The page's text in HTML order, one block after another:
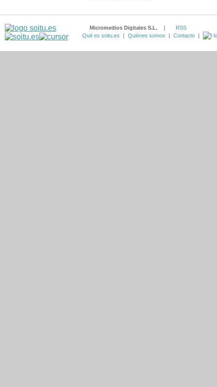
Micromedios Digitales S.L. |
RSS
Qué es soitu.es
| Quiénes somos | Contacto |